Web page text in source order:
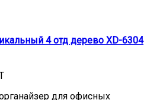
4 отд дерево XD-6304
для офисных